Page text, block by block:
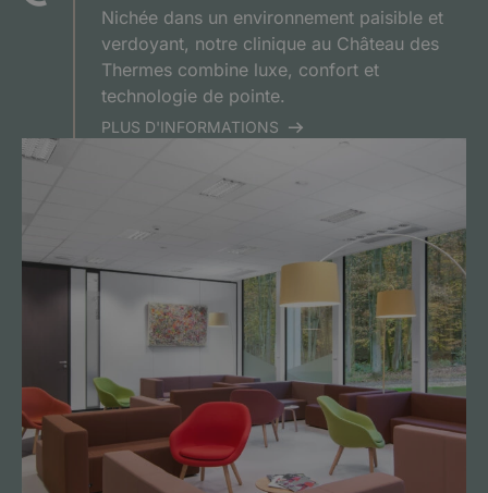
Nichée dans un environnement paisible et
verdoyant, notre clinique au Château des
Thermes combine luxe, confort et
technologie de pointe.
PLUS D'INFORMATIONS